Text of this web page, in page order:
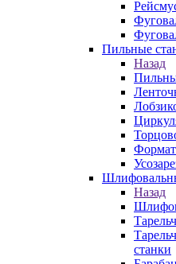
Пильные
Назад
Назад
станки